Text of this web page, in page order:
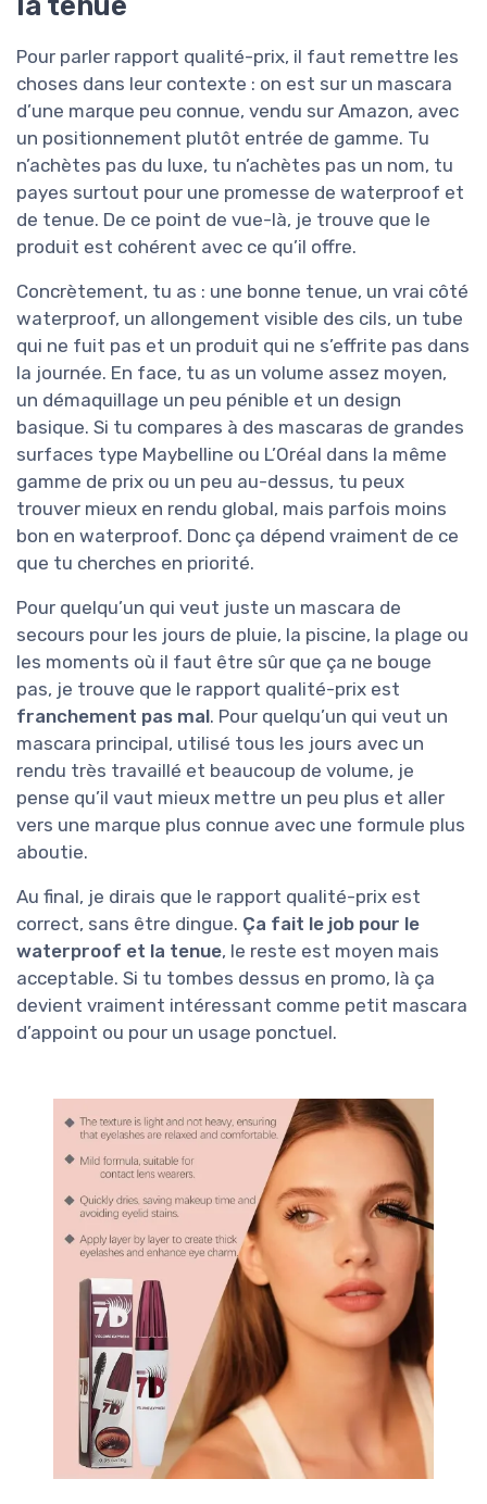
Pour parler rapport qualité-prix, il faut remettre les
choses dans leur contexte : on est sur un mascara
d’une marque peu connue, vendu sur Amazon, avec
un positionnement plutôt entrée de gamme. Tu
n’achètes pas du luxe, tu n’achètes pas un nom, tu
payes surtout pour une promesse de waterproof et
de tenue. De ce point de vue-là, je trouve que le
produit est cohérent avec ce qu’il offre.
Concrètement, tu as : une bonne tenue, un vrai côté
waterproof, un allongement visible des cils, un tube
qui ne fuit pas et un produit qui ne s’effrite pas dans
la journée. En face, tu as un volume assez moyen,
un démaquillage un peu pénible et un design
basique. Si tu compares à des mascaras de grandes
surfaces type Maybelline ou L’Oréal dans la même
gamme de prix ou un peu au-dessus, tu peux
trouver mieux en rendu global, mais parfois moins
bon en waterproof. Donc ça dépend vraiment de ce
que tu cherches en priorité.
Pour quelqu’un qui veut juste un mascara de
secours pour les jours de pluie, la piscine, la plage ou
les moments où il faut être sûr que ça ne bouge
pas, je trouve que le rapport qualité-prix est
franchement pas mal. Pour quelqu’un qui veut un
mascara principal, utilisé tous les jours avec un
rendu très travaillé et beaucoup de volume, je
pense qu’il vaut mieux mettre un peu plus et aller
vers une marque plus connue avec une formule plus
aboutie.
Au final, je dirais que le rapport qualité-prix est
correct, sans être dingue. Ça fait le job pour le
waterproof et la tenue, le reste est moyen mais
acceptable. Si tu tombes dessus en promo, là ça
devient vraiment intéressant comme petit mascara
d’appoint ou pour un usage ponctuel.